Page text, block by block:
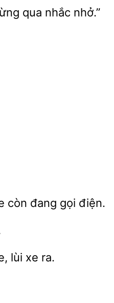
nhắc nhở.”
còn đang gọi điện.
xe ra.